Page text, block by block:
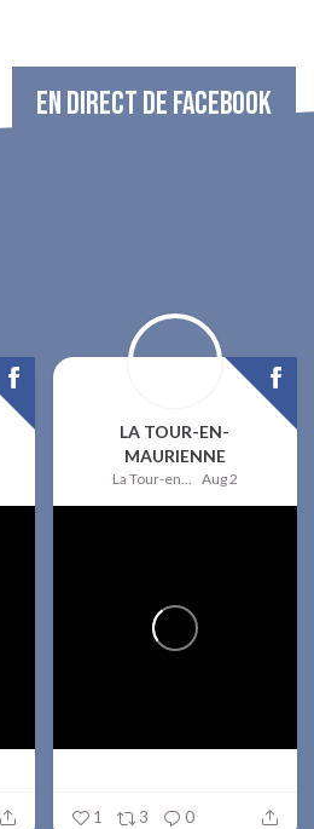
EN DIRECT DE FACEBOOK
LA TOUR-EN-
MAURIENNE
La Tour-en-Maurienne Aug 2
1 3 0